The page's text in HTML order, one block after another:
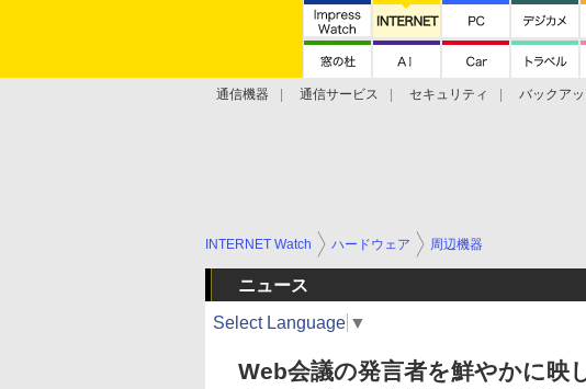
通信機器 通信サービス セキュリティ バックア
INTERNET Watch ハードウェア 周辺機器
ニュース
Select Language ▼
Web会議の発言者を鮮やかに映